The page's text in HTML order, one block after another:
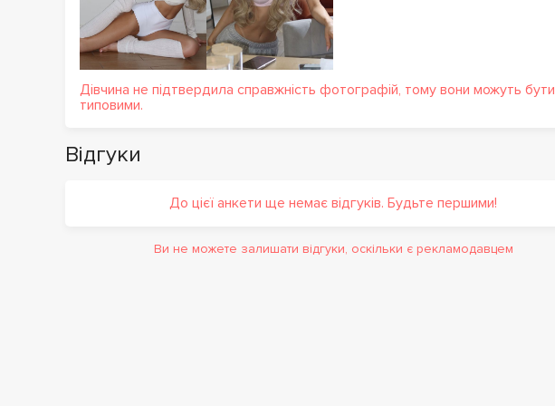
Дівчина не підтвердила справжність фотографій, тому вони можуть бути
типовими.
Відгуки
До цієї анкети ще немає відгуків. Будьте першими!
Ви не можете залишати відгуки, оскільки є рекламодавцем